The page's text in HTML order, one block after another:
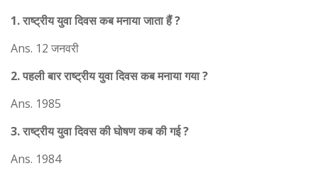
1. राष्ट्रीय युवा दिवस कब मनाया जाता हैं ?
Ans. 12 जनवरी
2. पहली बार राष्ट्रीय युवा दिवस कब मनाया गया ?
Ans. 1985
3. राष्ट्रीय युवा दिवस की घोषण कब की गई ?
Ans. 1984